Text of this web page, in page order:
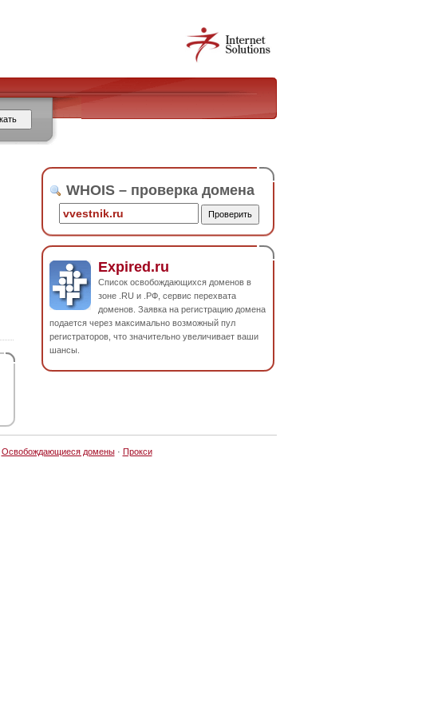
WHOIS – проверка домена
Expired.ru
Список освобождающихся доменов в
зоне .RU и .РФ, сервис перехвата
доменов. Заявка на регистрацию домена
подается через максимально возможный пул
регистраторов, что значительно увеличивает ваши
шансы.
Освобождающиеся домены· Прокси